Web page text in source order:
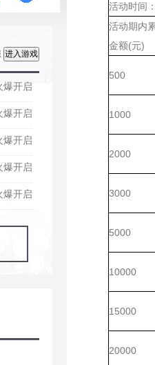
爆开启
爆开启
爆开启
爆开启
爆开启
活动时间
活动期内
金额(元)
500
1000
2000
3000
5000
10000
15000
20000